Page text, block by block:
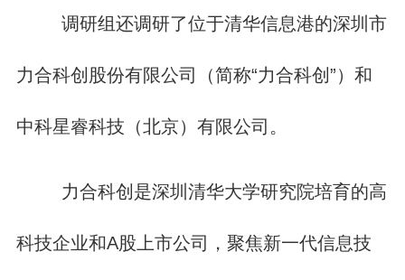
调研组还调研了位于清华信息港的深圳市
力合科创股份有限公司（简称“力合科创”）和
中科星睿科技（北京）有限公司。
力合科创是深圳清华大学研究院培育的高
科技企业和A股上市公司，聚焦新一代信息技